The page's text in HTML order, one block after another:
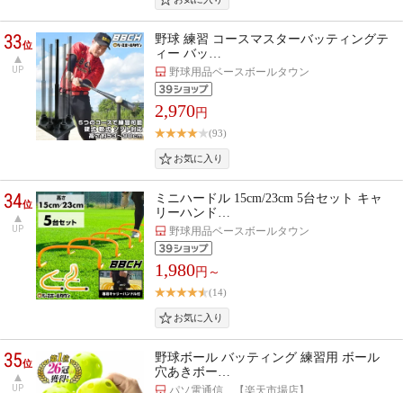
33位
UP
野球 練習 コースマスターバッティングテ
ィー バッ…
野球用品ベースボールタウン
2,970円
(93)
34位
UP
ミニハードル 15cm/23cm 5台セット キャ
リーハンド…
野球用品ベースボールタウン
1,980円～
(14)
35位
UP
野球ボール バッティング 練習用 ボール
穴あきボー…
パソ電通信 【楽天市場店】